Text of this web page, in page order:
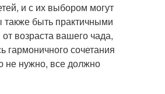
и с их выбором могут
также быть практичными
возраста вашего чада,
гармоничного сочетания
не нужно, все должно